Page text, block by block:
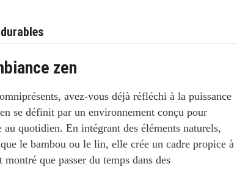
zen
avez-vous déjà réfléchi à la puissance
se définit par un environnement conçu pour
au quotidien. En intégrant des éléments naturels,
le bambou ou le lin, elle crée un cadre propice à
que passer du temps dans des